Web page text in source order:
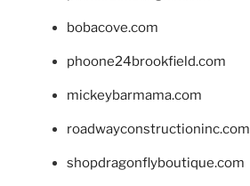
bobacove.com
phoone24brookfield.com
mickeybarmama.com
roadwayconstructioninc.com
shopdragonflyboutique.com